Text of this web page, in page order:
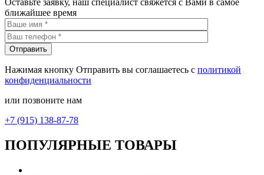
Оставьте заявку, наш специалист свяжется с Вами в самое
ближайшее время
Нажимая кнопку Отправить вы соглашаетесь с политикой
конфиденциальности
или позвоните нам
+7 (915) 138-87-78
ПОПУЛЯРНЫЕ ТОВАРЫ